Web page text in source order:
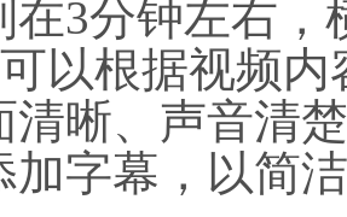
在3分钟左右，
可以根据视频
清晰、声音清
加字幕，以简